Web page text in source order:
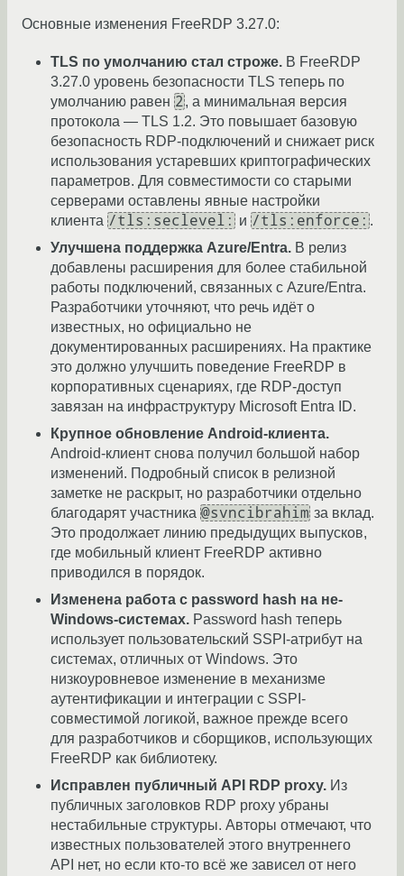
Основные изменения FreeRDP 3.27.0:
TLS по умолчанию стал строже. В FreeRDP
3.27.0 уровень безопасности TLS теперь по
умолчанию равен 2, а минимальная версия
протокола — TLS 1.2. Это повышает базовую
безопасность RDP-подключений и снижает риск
использования устаревших криптографических
параметров. Для совместимости со старыми
серверами оставлены явные настройки
клиента /tls:seclevel: и /tls:enforce: .
Улучшена поддержка Azure/Entra. В релиз
добавлены расширения для более стабильной
работы подключений, связанных с Azure/Entra.
Разработчики уточняют, что речь идёт о
известных, но официально не
документированных расширениях. На практике
это должно улучшить поведение FreeRDP в
корпоративных сценариях, где RDP-доступ
завязан на инфраструктуру Microsoft Entra ID.
Крупное обновление Android-клиента.
Android-клиент снова получил большой набор
изменений. Подробный список в релизной
заметке не раскрыт, но разработчики отдельно
благодарят участника @svncibrahim за вклад.
Это продолжает линию предыдущих выпусков,
где мобильный клиент FreeRDP активно
приводился в порядок.
Изменена работа с password hash на не-
Windows-системах. Password hash теперь
использует пользовательский SSPI-атрибут на
системах, отличных от Windows. Это
низкоуровневое изменение в механизме
аутентификации и интеграции с SSPI-
совместимой логикой, важное прежде всего
для разработчиков и сборщиков, использующих
FreeRDP как библиотеку.
Исправлен публичный API RDP proxy. Из
публичных заголовков RDP proxy убраны
нестабильные структуры. Авторы отмечают, что
известных пользователей этого внутреннего
API нет, но если кто-то всё же зависел от него